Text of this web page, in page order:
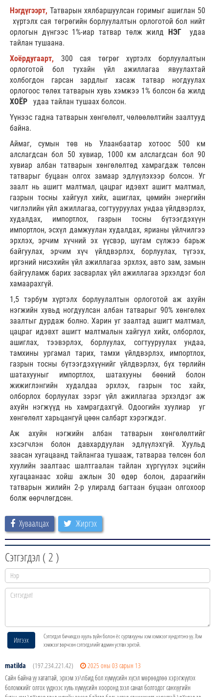
Нэгдүгээрт, Татварын хялбаршуулсан горимыг ашиглан 50
хүртэлх сая төгрөгийн борлуулалтын орлоготой бол нийт
орлогын дүнгээс 1%-иар татвар төлж жилд НЭГ
удаа
тайлан тушаана.
Хоёрдугаарт, 300 сая төгрөг хүртэлх борлуулалтын
орлоготой бол тухайн үйл ажиллагаа явуулахтай
холбогдон гарсан зардлыг хасаж татвар ногдуулах
орлогоос төлөх татварын хувь хэмжээ 1% болсон ба жилд
ХОЁР удаа тайлан тушаах болсон.
Үүнээс гадна татварын хөнгөлөлт, чөлөөлөлтийн заалтууд
байна.
Аймаг, сумын төв нь Улаанбаатар хотоос 500 км
алслагдсан бол 50 хувиар, 1000 км алслагдсан бол 90
хувиар албан татварын хөнгөлөлтөд хамрагдаж төлсөн
татварыг буцаан олгох замаар эдлүүлэхээр болсон. Уг
заалт нь ашигт малтмал, цацраг идэвхт ашигт малтмал,
газрын тосны хайгуул хийх, ашиглах, цөмийн энергийн
чиглэлийн үйл ажиллагаа, согтууруулах ундаа үйлдвэрлэх,
худалдах, импортлох, газрын тосны бүтээгдэхүүн
импортлон, эсхүл дамжуулан худалдах, ярианы үйлчилгээ
эрхлэх, эрчим хүчний эх үүсвэр, шугам сүлжээ барьж
байгуулах, эрчим хүч үйлдвэрлэх, борлуулах, түгээх,
иргэний нисэхийн үйл ажиллагаа эрхлэх, авто зам, замын
байгууламж барих засварлах үйл ажиллагаа эрхэлдэг бол
хамаарахгүй.
1,5 тэрбум хүртэлх борлуулалтын орлоготой аж ахуйн
нэгжийн хувьд ногдуулсан албан татварыг 90% хөнгөлөх
заалтыг дурдаж болно. Харин уг заалтад ашигт малтмал,
цацраг идэвхт ашигт малтмалын хайгуул хийх, олборлох,
ашиглах, тээвэрлэх, борлуулах, согтууруулах ундаа,
тамхины ургамал тарих, тамхи үйлдвэрлэх, импортлох,
газрын тосны бүтээгдэхүүнийг үйлдвэрлэх, бүх төрлийн
шатахууныг импортлох, шатахууны бөөний болон
жижиглэнгийн худалдаа эрхлэх, газрын тос хайх,
олборлох борлуулах зэрэг үйл ажиллагаа эрхэлдэг аж
ахуйн нэгжүүд нь хамрагдахгүй. Одоогийн хуулиар уг
хөнгөлөлт харьцангуй цөөн салбарт хэрэгждэг.
Аж ахуйн нэгжийн албан татварын хөнгөлөлтийг
хэсэгчлэн болон давхардуулан эдлүүлэхгүй. Хуульд
заасан хугацаанд тайлангаа тушааж, татвараа төлсөн бол
хуулийн заалтаас шалтгаалан тайлан хүргүүлэх эцсийн
хугацаанаас хойш ажлын 30 өдөр болон, дараагийн
татварын жилийн 2-р улиралд багтаан буцаан олгохоор
болж өөрчлөгдсөн.
Хуваалцах Жиргэх
Сэтгэгдэл (2 )
Илгээх
Сэтгэгдэл бичихдээ хууль зүйн болон ёс суртахууны хэм хэмжээг хүндэтгэнэ үү. Хэм
хэмжээг зөрчсөн сэтгэгдэлийг админ устгах эрхтэй.
matilda (197.234.221.42)
2025 оны 03 сарын 13
Сайн байна уу хатагтай, эрхэм ээ\nБид бол хүмүүсийн хүсэл мөрөөдлөө хэрэгжүүлэх
боломжийг олгох үүднээс хувь хүмүүсийн хооронд зээл санал болгодог санхүүгийн